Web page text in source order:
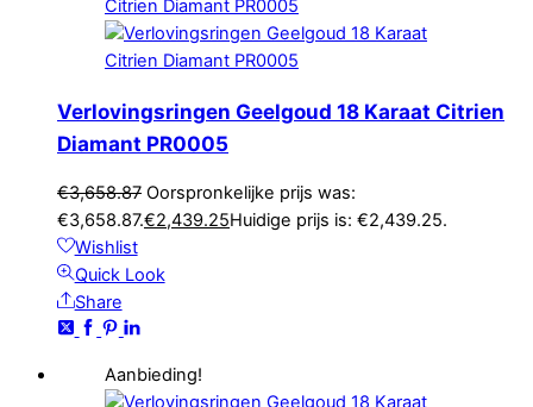
Verlovingsringen Geelgoud 18 Karaat Citrien
Diamant PR0005
€3,658.87 Oorspronkelijke prijs was:
€3,658.87.€2,439.25Huidige prijs is: €2,439.25.
Wishlist
Quick Look
Share
Aanbieding!